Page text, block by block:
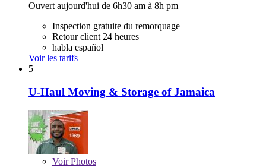
Ouvert aujourd'hui de 6h30 am à 8h pm
Inspection gratuite du remorquage
Retour client 24 heures
habla español
Voir les tarifs
5
U-Haul Moving & Storage of Jamaica
VoirPhotos